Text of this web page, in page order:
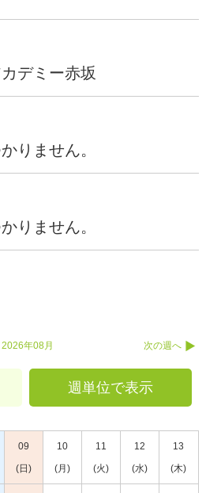
デミー赤坂
りません。
りません。
2026年08月 次の週へ
週単位で表示
09
(日)
10
(月)
11
(火)
12
(水)
13
(木)